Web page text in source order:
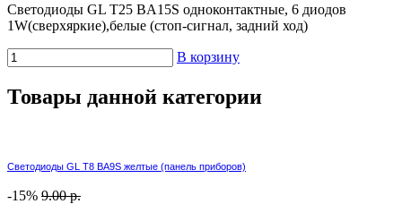
Светодиоды GL T25 BA15S одноконтактные, 6 диодов
1W(сверхяркие),белые (стоп-сигнал, задний ход)
В корзину
Товары данной категории
Светодиоды GL T8 BA9S желтые (панель приборов)
-15% 9.00 р.